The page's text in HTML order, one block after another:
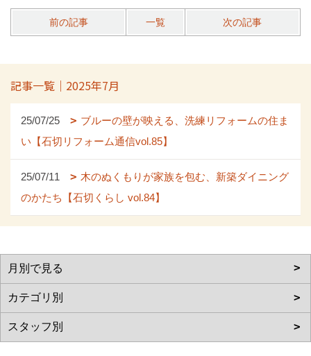
前の記事 一覧 次の記事
記事一覧｜2025年7月
25/07/25
ブルーの壁が映える、洗練リフォームの住ま
い【石切リフォーム通信vol.85】
25/07/11
木のぬくもりが家族を包む、新築ダイニング
のかたち【石切くらし vol.84】